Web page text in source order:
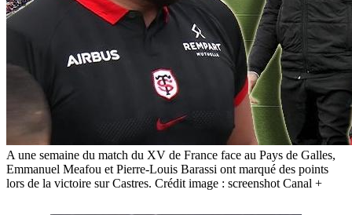
A une semaine du match du XV de France face au Pays de Galles,
Emmanuel Meafou et Pierre-Louis Barassi ont marqué des points
lors de la victoire sur Castres. Crédit image : screenshot Canal +